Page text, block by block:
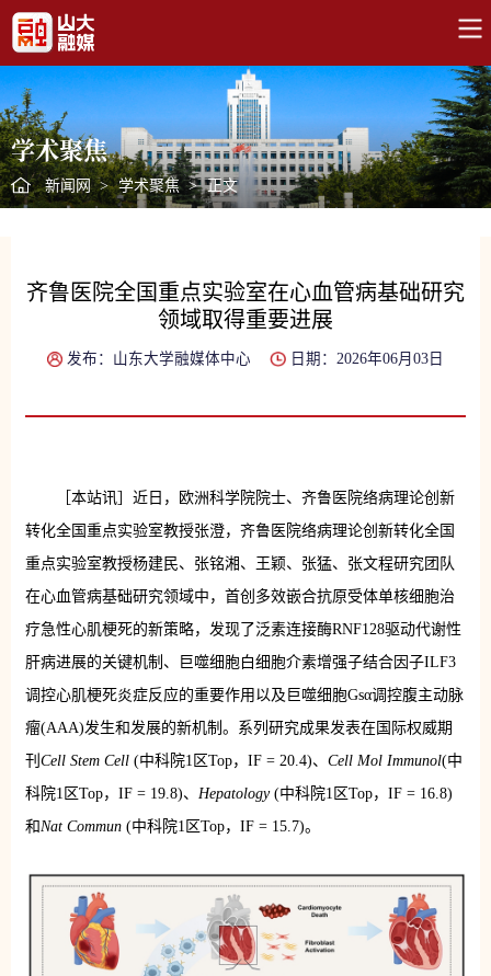
学术聚焦
新闻网 > 学术聚焦 > 正文
齐鲁医院全国重点实验室在心血管病基础研究
领域取得重要进展
发布：山东大学融媒体中心 日期：2026年06月03日
［本站讯］近日， 欧洲科学院院士、 齐鲁医院络病理论创新
转化全国重点实验室教授张澄， 齐鲁医院络病理论创新转化全国
重点实验室教授杨建民、张铭湘、王颖、张猛、张文程研究团队
在心血管病基础研究领域中，首创多效嵌合抗原受体单核细胞治
疗急性心肌梗死的新策略，发现了泛素连接酶RNF128驱动代谢性
肝病进展的关键机制、巨噬细胞白细胞介素增强子结合因子ILF3
调控心肌梗死炎症反应的重要作用以及巨噬细胞Gsα调控腹主动脉
瘤(AAA)发生和发展的新机制。系列研究成果发表在国际权威期
刊 Cell Stem Cell (中科院1区Top，IF = 20.4)、 Cell Mol Immunol(中
科院1区Top，IF = 19.8)、 Hepatology(中科院1区Top，IF = 16.8)
和Nat Commun(中科院1区Top，IF = 15.7)。